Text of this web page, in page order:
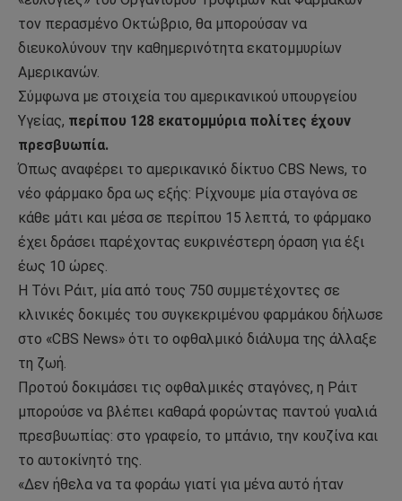
τον περασμένο Οκτώβριο, θα μπορούσαν να
διευκολύνουν την καθημερινότητα εκατομμυρίων
Αμερικανών.
Σύμφωνα με στοιχεία του αμερικανικού υπουργείου
Υγείας, περίπου 128 εκατομμύρια πολίτες έχουν
πρεσβυωπία.
Όπως αναφέρει το αμερικανικό δίκτυο CBS News, το
νέο φάρμακο δρα ως εξής: Ρίχνουμε μία σταγόνα σε
κάθε μάτι και μέσα σε περίπου 15 λεπτά, το φάρμακο
έχει δράσει παρέχοντας ευκρινέστερη όραση για έξι
έως 10 ώρες.
Η Τόνι Ράιτ, μία από τους 750 συμμετέχοντες σε
κλινικές δοκιμές του συγκεκριμένου φαρμάκου δήλωσε
στο «CBS News» ότι το οφθαλμικό διάλυμα της άλλαξε
τη ζωή.
Προτού δοκιμάσει τις οφθαλμικές σταγόνες, η Ράιτ
μπορούσε να βλέπει καθαρά φορώντας παντού γυαλιά
πρεσβυωπίας: στο γραφείο, το μπάνιο, την κουζίνα και
το αυτοκίνητό της.
«Δεν ήθελα να τα φοράω γιατί για μένα αυτό ήταν